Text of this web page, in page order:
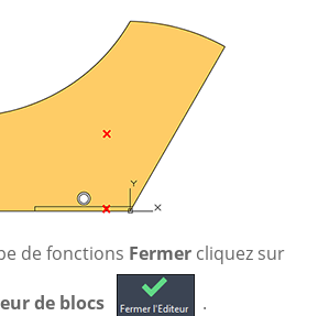
de fonctions Fermer cliquez sur
de blocs .